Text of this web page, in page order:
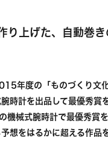
り上げた、自動巻
年度の「ものづくり文
時計を出品して最優秀賞
機械式腕時計で最優秀賞
想をはるかに超える作品